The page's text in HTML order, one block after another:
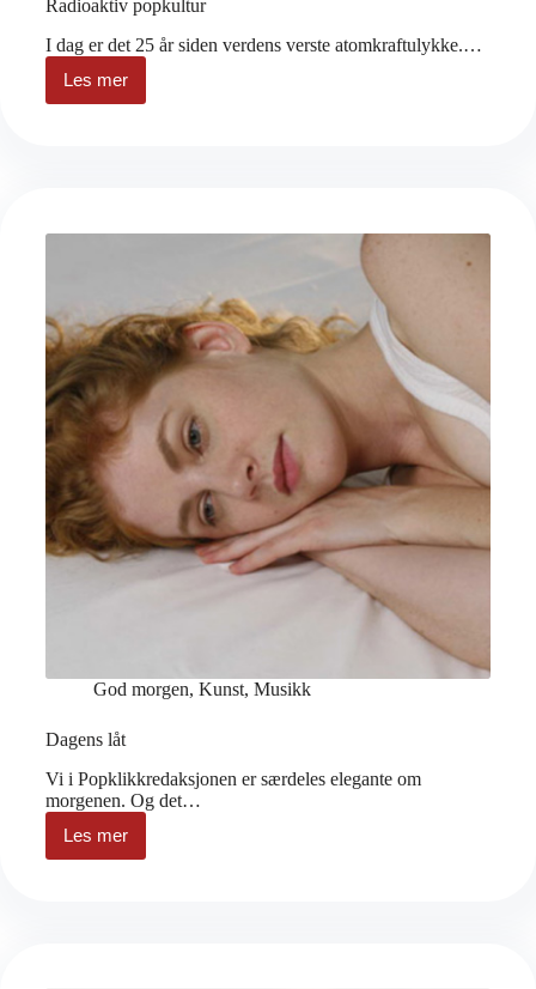
Radioaktiv popkultur
I dag er det 25 år siden verdens verste atomkraftulykke.…
Les merRadioaktiv
popkultur
God morgen, Kunst, Musikk
Dagens låt
Vi i Popklikkredaksjonen er særdeles elegante om
morgenen. Og det…
Les mer
Dagens
låt